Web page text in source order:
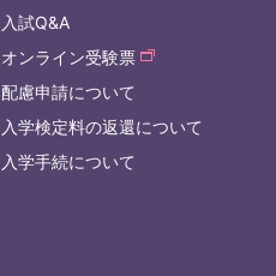
入試Q&A
オンライン受験票
配慮申請について
入学検定料の返還について
入学手続について